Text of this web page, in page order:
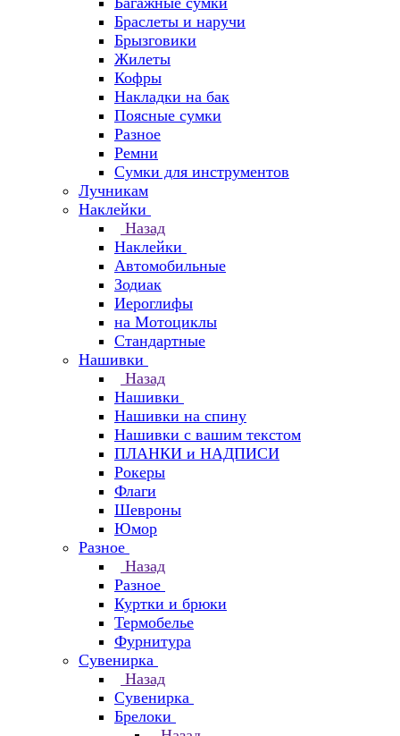
Браслеты и наручи
Брызговики
Жилеты
Кофры
Накладки на бак
Поясные сумки
Разное
Ремни
Сумки для инструментов
Лучникам
Наклейки
Назад
Наклейки
Автомобильные
Зодиак
Иероглифы
на Мотоциклы
Стандартные
Нашивки
Назад
Нашивки
Нашивки на спину
Нашивки с вашим текстом
ПЛАНКИ и НАДПИСИ
Рокеры
Флаги
Шевроны
Юмор
Разное
Назад
Разное
Куртки и брюки
Термобелье
Фурнитура
Сувенирка
Назад
Сувенирка
Брелоки